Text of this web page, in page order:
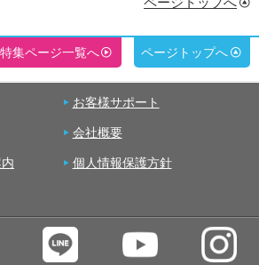
特集ページ一覧へ ページトップへ
お客様サポート
会社概要
個人情報保護方針